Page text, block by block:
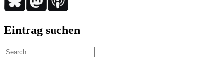
Eintrag suchen
Search
for: